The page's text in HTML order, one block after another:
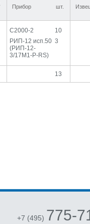
Прибор шт.
С2000-2
10
РИП-12 исп.50
(РИП-12-
3/17М1-Р-RS)
3
13
+7 (495) 775-